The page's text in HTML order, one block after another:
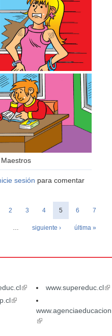
sesión para comentar
2 3 4 5 6 7
… siguiente › última »
(link
external)
www.supereduc.cl
(link
external)(link